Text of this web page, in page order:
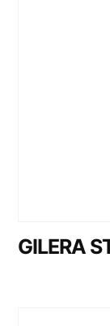
GILERA